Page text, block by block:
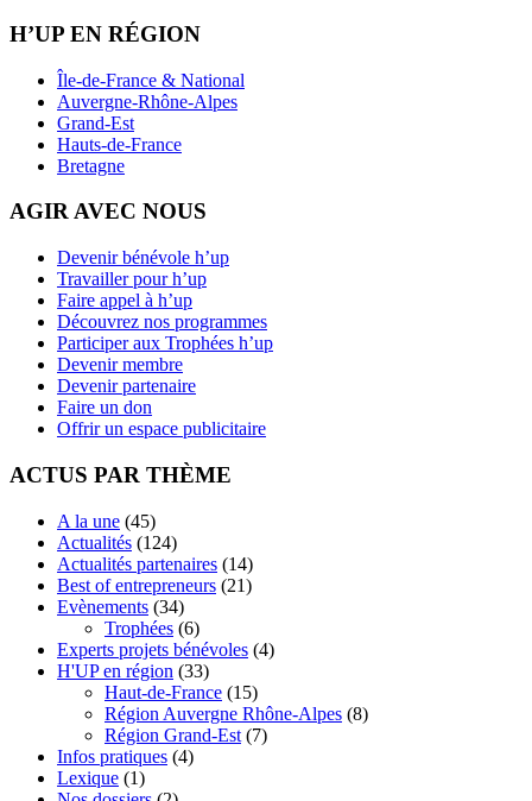
H’UP EN RÉGION
Île-de-France & National
Auvergne-Rhône-Alpes
Grand-Est
Hauts-de-France
Bretagne
AGIR AVEC NOUS
Devenir bénévole h’up
Travailler pour h’up
Faire appel à h’up
Découvrez nos programmes
Participer aux Trophées h’up
Devenir membre
Devenir partenaire
Faire un don
Offrir un espace publicitaire
ACTUS PAR THÈME
A la une (45)
Actualités (124)
Actualités partenaires (14)
Best of entrepreneurs (21)
Evènements (34)
Trophées (6)
Experts projets bénévoles (4)
H'UP en région (33)
Haut-de-France (15)
Région Auvergne Rhône-Alpes (8)
Région Grand-Est (7)
Infos pratiques (4)
Lexique (1)